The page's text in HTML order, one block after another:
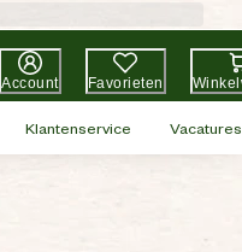
Account Favorieten
Klantenservice Vacatures